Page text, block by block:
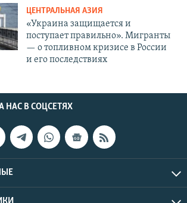
ЦЕНТРАЛЬНАЯ АЗИЯ
«Украина защищается и
поступает правильно». Мигранты
— о топливном кризисе в России
и его последствиях
В СОЦСЕТЯХ